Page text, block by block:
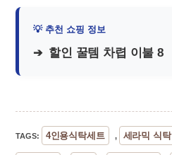
할인 꿀템 차렵 이불 8
TAGS: 4인용식탁세트 , 세라믹 식탁